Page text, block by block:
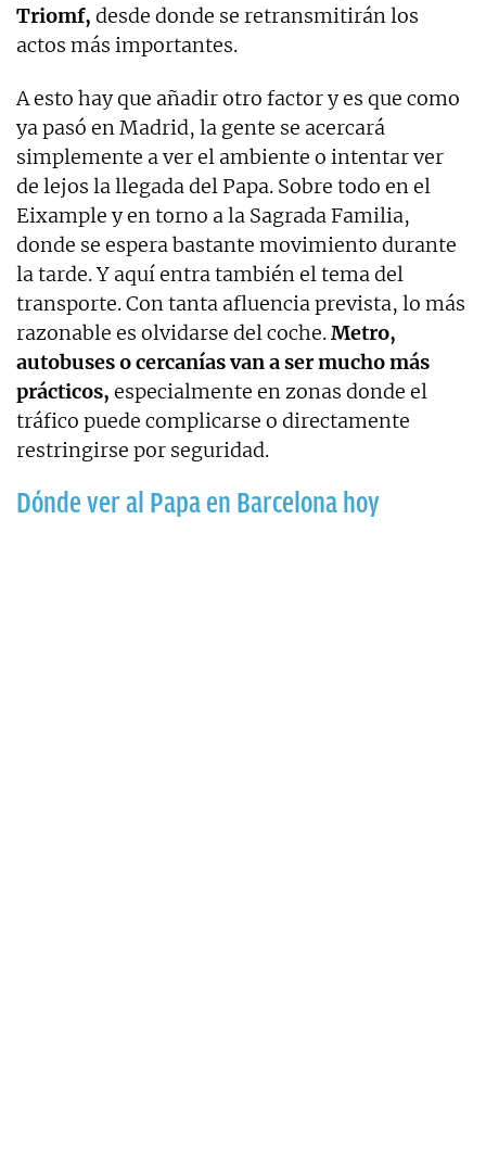
Triomf, desde donde se retransmitirán los
actos más importantes.
A esto hay que añadir otro factor y es que como
ya pasó en Madrid, la gente se acercará
simplemente a ver el ambiente o intentar ver
de lejos la llegada del Papa. Sobre todo en el
Eixample y en torno a la Sagrada Familia,
donde se espera bastante movimiento durante
la tarde. Y aquí entra también el tema del
transporte. Con tanta afluencia prevista, lo más
razonable es olvidarse del coche.Metro,
autobuses o cercanías van a ser mucho más
prácticos, especialmente en zonas donde el
tráfico puede complicarse o directamente
restringirse por seguridad.
Dónde ver al Papa en Barcelona hoy